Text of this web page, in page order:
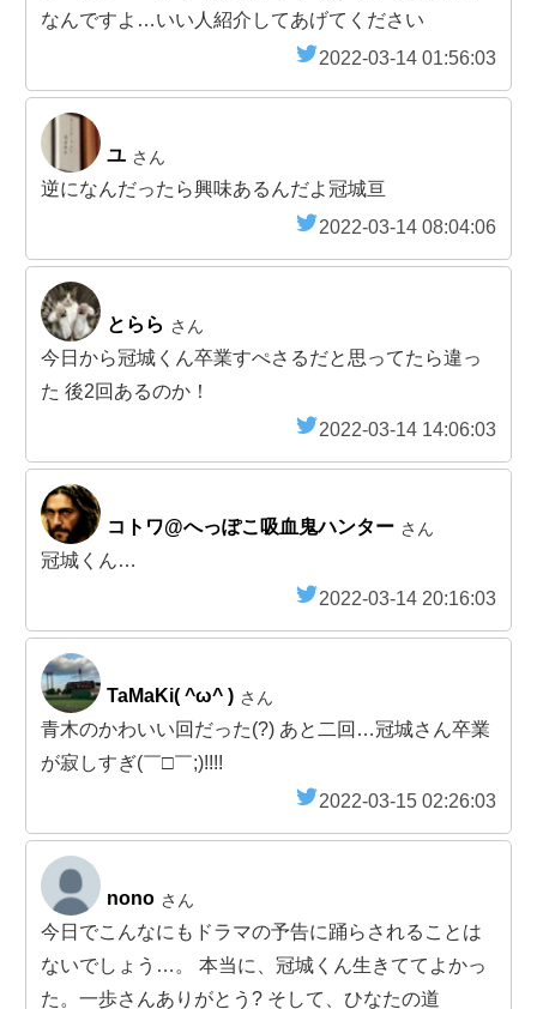
なんですよ…いい人紹介してあげてください
2022-03-14 01:56:03
ユ さん
逆になんだったら興味あるんだよ冠城亘
2022-03-14 08:04:06
とらら さん
今日から冠城くん卒業すぺさるだと思ってたら違っ
た 後2回あるのか！
2022-03-14 14:06:03
コトワ@へっぽこ吸血鬼ハンター さん
冠城くん…
2022-03-14 20:16:03
TaMaKi( ^ω^ ) さん
青木のかわいい回だった(?) あと二回…冠城さん卒業
が寂しすぎ(￣□￣;)!!!!
2022-03-15 02:26:03
nono さん
今日でこんなにもドラマの予告に踊らされることは
ないでしょう…。 本当に、冠城くん生きててよかっ
た。一歩さんありがとう? そして、ひなたの道